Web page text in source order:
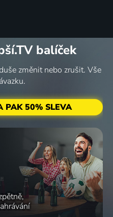
balíček
změnit nebo zrušit. Vše
PAK 50% SLEVA